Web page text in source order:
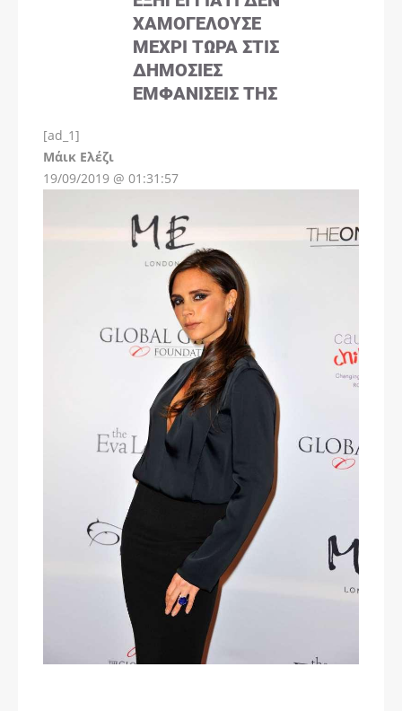
ΧΑΜΟΓΕΛΟΎΣΕ
ΜΈΧΡΙ ΤΏΡΑ ΣΤΙΣ
ΔΗΜΌΣΙΕΣ
ΕΜΦΑΝΊΣΕΙΣ ΤΗΣ
[ad_1]
Μάικ Ελέζι
19/09/2019 @ 01:31:57